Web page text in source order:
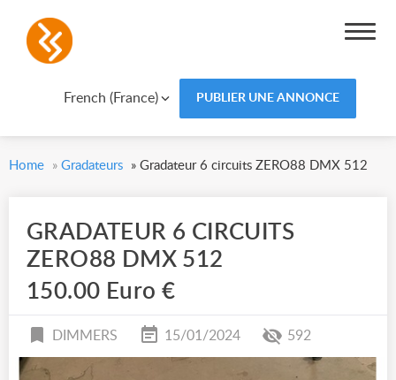
French (France) PUBLIER UNE ANNONCE
Home » Gradateurs » Gradateur 6 circuits ZERO88 DMX 512
GRADATEUR 6 CIRCUITS
ZERO88 DMX 512
150.00 Euro €
DIMMERS 15/01/2024 592